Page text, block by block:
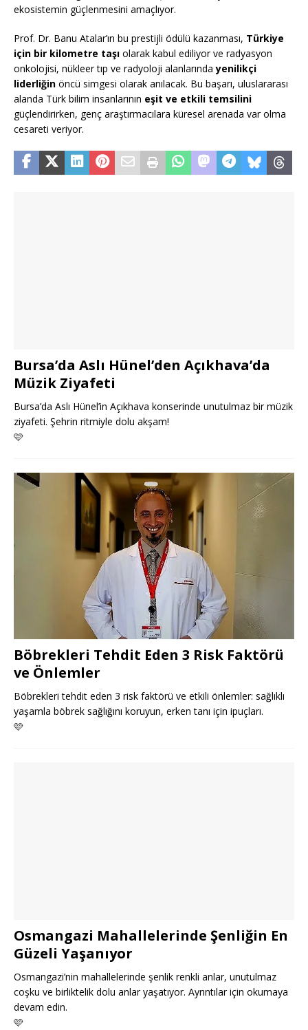
ekosistemin güçlenmesini amaçlıyor.
Prof. Dr. Banu Atalar’ın bu prestijli ödülü kazanması, Türkiye
için bir kilometre taşı olarak kabul ediliyor ve radyasyon
onkolojisi, nükleer tıp ve radyoloji alanlarındayenilikçi
liderliğin öncü simgesi olarak anılacak. Bu başarı, uluslararası
alanda Türk bilim insanlarının eşit ve etkili temsilini
güçlendirirken, genç araştırmacılara küresel arenada var olma
cesareti veriyor.
Bursa’da Aslı Hünel’den Açıkhava’da
Müzik Ziyafeti
Bursa’da Aslı Hünel’in Açıkhava konserinde unutulmaz bir müzik
ziyafeti. Şehrin ritmiyle dolu akşam!
🩷
Böbrekleri Tehdit Eden 3 Risk Faktörü
ve Önlemler
Böbrekleri tehdit eden 3 risk faktörü ve etkili önlemler: sağlıklı
yaşamla böbrek sağlığını koruyun, erken tanı için ipuçları.
🩷
Osmangazi Mahallelerinde Şenliğin En
Güzeli Yaşanıyor
Osmangazi’nin mahallelerinde şenlik renkli anlar, unutulmaz
coşku ve birliktelik dolu anlar yaşatıyor. Ayrıntılar için okumaya
devam edin.
🩷